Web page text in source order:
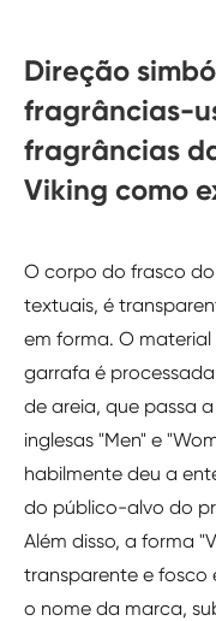
Direção
fragrâncias-
fragrâncias
Viking como
O corpo do frasco
textuais, é
em forma. O
garrafa é
de areia, que passa
inglesas "Men" e
habilmente deu a
do público-alvo do
Além disso, a forma
transparente e fosco
o nome da marca,